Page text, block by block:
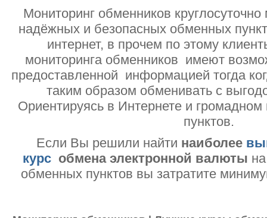
Мониторинг обменников круглосуточно
надёжных и безопасных обменных
интернет, в прочем по этому
мониторинга обменников имеют
предоставленной информацией тогда
таким образом обменивать с
Ориентируясь в Интернете и
пунктов.
Если Вы решили найти наиболее
курс обмена электронной валюты
обменных пунктов вы затратите